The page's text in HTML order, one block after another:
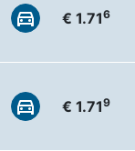
€ 1.716
€ 1.719